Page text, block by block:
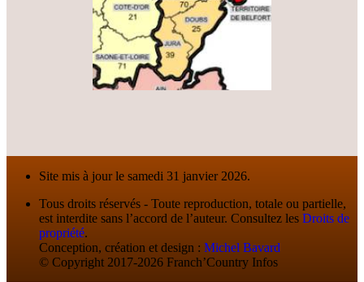
Site mis à jour le samedi 31 janvier 2026.
Tous droits réservés - Toute reproduction, totale ou partielle,
est interdite sans l’accord de l’auteur. Consultez les Droits de
propriété.
Conception, création et design : Michel Bavard
© Copyright 2017-2026 Franch’Country Infos